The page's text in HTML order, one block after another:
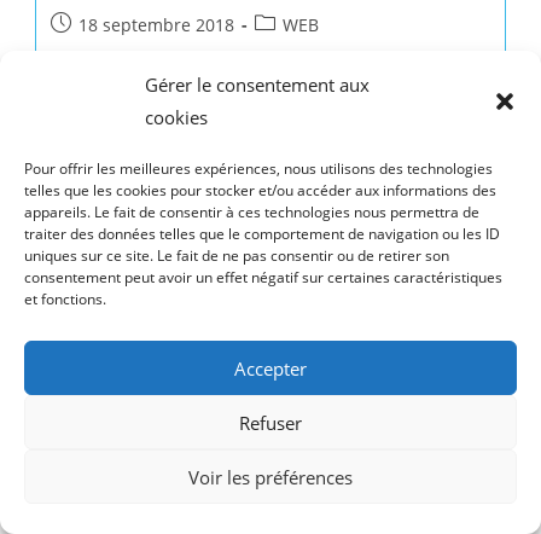
Gérer le consentement aux
cookies
Pour offrir les meilleures expériences, nous utilisons des technologies
telles que les cookies pour stocker et/ou accéder aux informations des
appareils. Le fait de consentir à ces technologies nous permettra de
traiter des données telles que le comportement de navigation ou les ID
uniques sur ce site. Le fait de ne pas consentir ou de retirer son
consentement peut avoir un effet négatif sur certaines caractéristiques
et fonctions.
Accepter
Refuser
Voir les préférences
Post18 septembre 2018
PostWEB
Et voici notre dernière réalisation : le site du Mazet-
St-Voy. On vous souhaite une bonne exploration,
d'Auvergne.
Continuer La Lecture www.mazet-
st-
voy.com
CONTACT Mentions légales & Politique de confidentialité